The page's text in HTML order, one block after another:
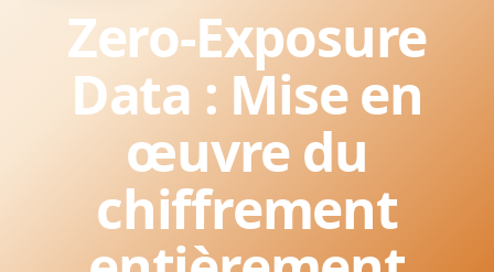
Zero-Exposure
Data : Mise en
œuvre du
chiffrement